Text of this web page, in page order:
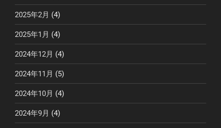
2025年2月 (4)
2025年1月 (4)
2024年12月 (4)
2024年11月 (5)
2024年10月 (4)
2024年9月 (4)